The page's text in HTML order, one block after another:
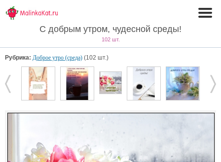
С добрым утром, чудесной среды!
102 шт.
Рубрика: Доброе утро (среда) (102 шт.)